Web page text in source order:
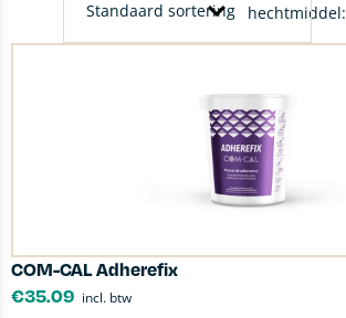
hechtmiddel:
COM-CAL Adherefix
€35.09 incl. btw